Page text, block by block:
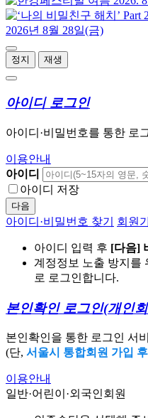
정지 재생
아이디 로그인
아이디·비밀번호를 통한 로
이용안내
아이디
아이디 저장
다음
아이디·비밀번호 찾기 회원
아이디 입력 후 [다음]
계정정보 노출 방지를
로 로그인합니다.
본인확인 로그인(개인
본인확인을 통한 로그인 서
(단, 서울시 통합회원 가입 후
이용안내
일반·어린이·외국인회원